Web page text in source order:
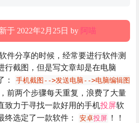
于 2022年2月25日 by 阿喵
件分享的时候，经常要进行软件测
行截图，但是写文章却是在电脑
：
手机截图-->发送电脑-->电脑编辑图
前两个步骤每天重复，浪费了大量
致力于寻找一款好用的手机投屏软
终选定了一款软件：
安卓投屏 ！！